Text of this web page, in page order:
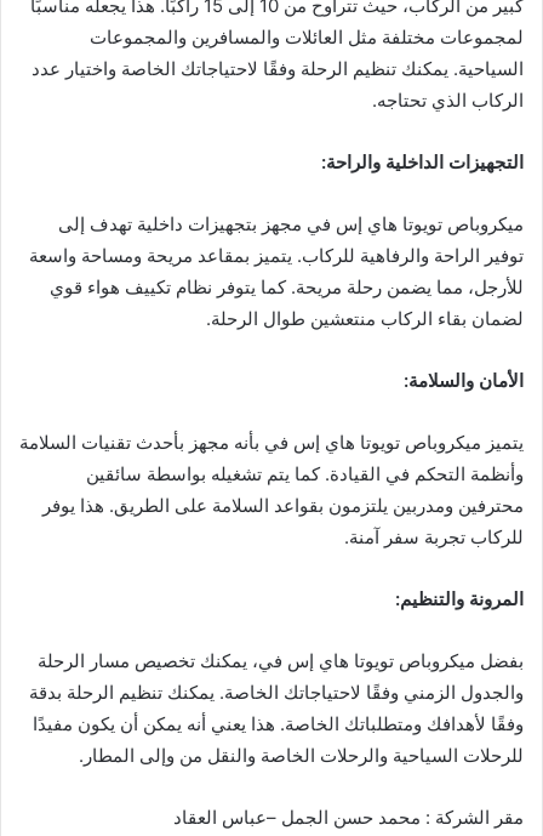
كبير من الركاب، حيث تتراوح من 10 إلى 15 راكبًا. هذا يجعله مناسبًا
لمجموعات مختلفة مثل العائلات والمسافرين والمجموعات
السياحية. يمكنك تنظيم الرحلة وفقًا لاحتياجاتك الخاصة واختيار عدد
الركاب الذي تحتاجه.
التجهيزات الداخلية والراحة:
ميكروباص تويوتا هاي إس في مجهز بتجهيزات داخلية تهدف إلى
توفير الراحة والرفاهية للركاب. يتميز بمقاعد مريحة ومساحة واسعة
للأرجل، مما يضمن رحلة مريحة. كما يتوفر نظام تكييف هواء قوي
لضمان بقاء الركاب منتعشين طوال الرحلة.
الأمان والسلامة:
يتميز ميكروباص تويوتا هاي إس في بأنه مجهز بأحدث تقنيات السلامة
وأنظمة التحكم في القيادة. كما يتم تشغيله بواسطة سائقين
محترفين ومدربين يلتزمون بقواعد السلامة على الطريق. هذا يوفر
للركاب تجربة سفر آمنة.
المرونة والتنظيم:
بفضل ميكروباص تويوتا هاي إس في، يمكنك تخصيص مسار الرحلة
والجدول الزمني وفقًا لاحتياجاتك الخاصة. يمكنك تنظيم الرحلة بدقة
وفقًا لأهدافك ومتطلباتك الخاصة. هذا يعني أنه يمكن أن يكون مفيدًا
للرحلات السياحية والرحلات الخاصة والنقل من وإلى المطار.
مقر الشركة : محمد حسن الجمل –عباس العقاد